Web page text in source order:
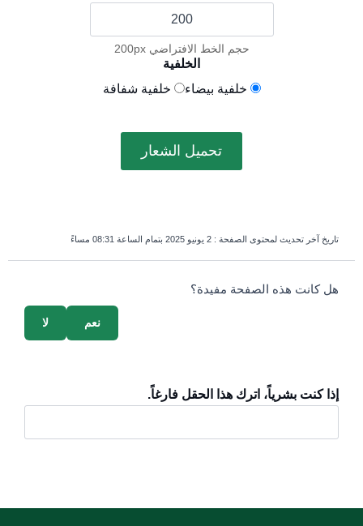
حجم الخط الافتراضي 200px
الخلفية
خلفية بيضاء
خلفية شفافة
تحميل الشعار
تاريخ آخر تحديث لمحتوى الصفحة : 2 يونيو 2025 بتمام الساعة 08:31 مساءً
survey_v2
هل كانت هذه الصفحة مفيدة؟
لا نعم
إذا كنت بشرياً، اترك هذا الحقل فارغاً.